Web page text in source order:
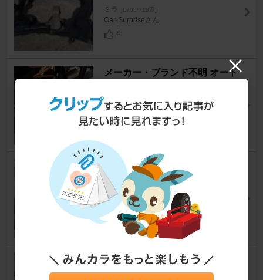
ミラ [L700/710系]
Car-Surpriseさん
4
メーカー・ブランド不明 オート
ミラ [L700/710系]
豆腐メンタル中島さん
1
AutoWear エコノミー
ミラ [L700/710系]
Seigo.Hさん
5
ダイハツ(純正) L700S ミラジー
ノ ウィンカー・ワイパーコン